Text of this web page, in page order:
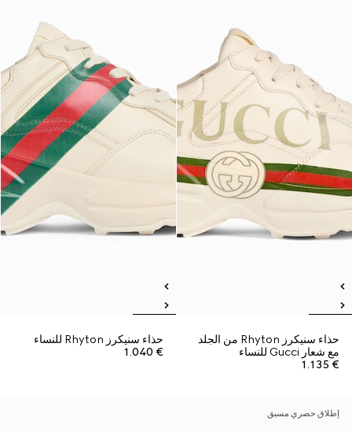
حذاء سنيكرز Rhyton من الجلد
مع شعار Gucci للنساء
€ 1.135
حذاء سنيكرز Rhyton للنساء
€ 1.040
إطلاق حصري مسبق